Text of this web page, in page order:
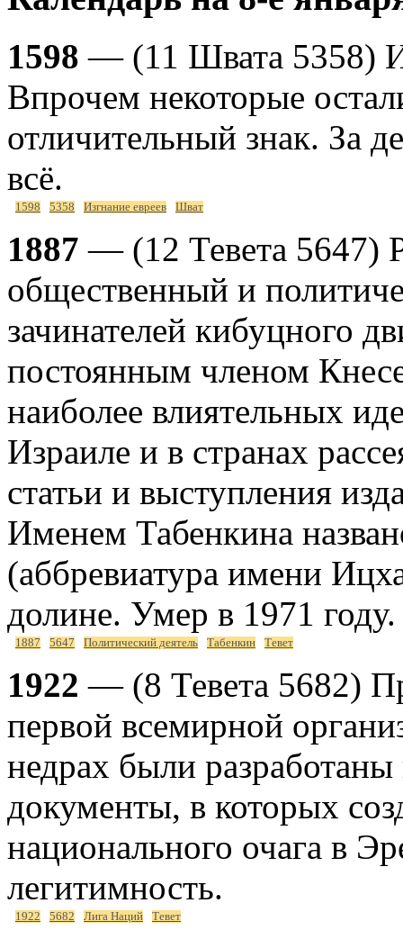
1598 — (11 Швата 5358)
Впрочем некоторые
отличительный знак. За
всё.
1598 5358 Изгнание евреев Шват
1887 — (12 Тевета 5647)
общественный и
зачинателей кибуцного
постоянным членом
наиболее влиятельных
Израиле и в странах
статьи и выступления
Именем Табенкина
(аббревиатура имени
долине. Умер в 1971 году.
1887 5647 Политический деятель Табенкин Тевет
1922 — (8 Тевета 5682)
первой всемирной
недрах были
документы, в которых
национального очага в
легитимность.
1922 5682 Лига Наций Тевет